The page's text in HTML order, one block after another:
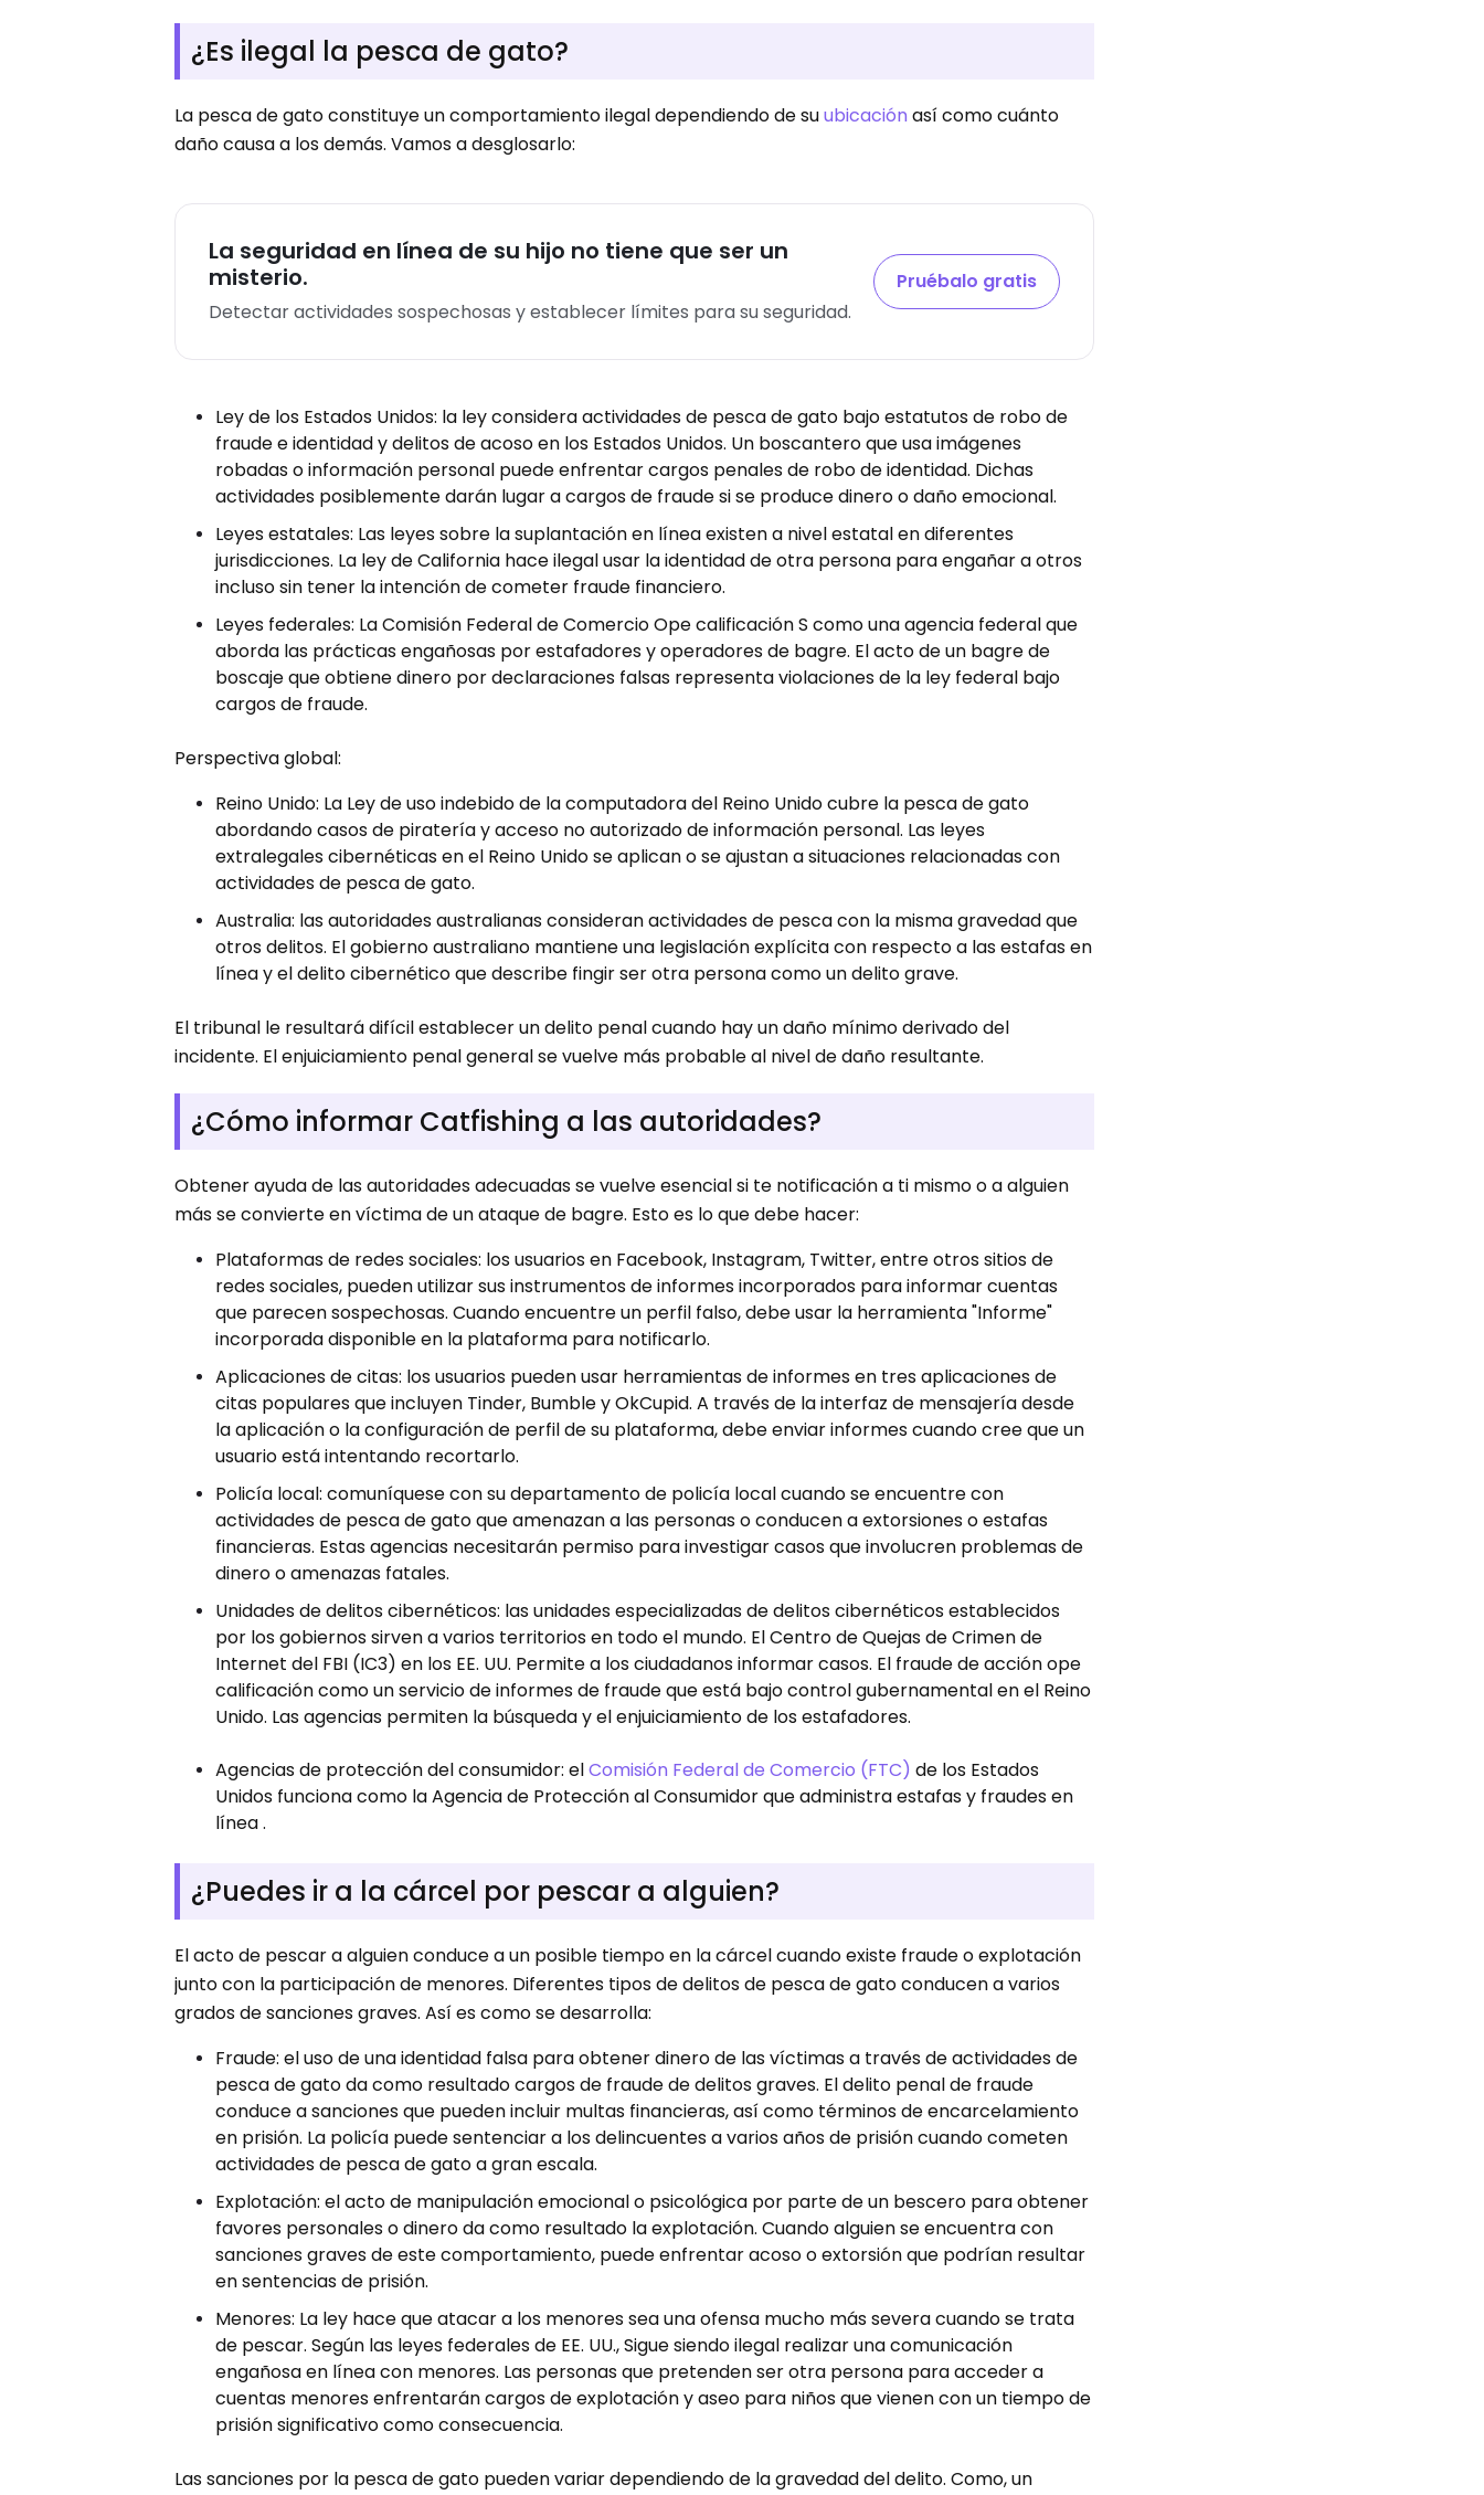
¿Es ilegal la pesca de gato?
La pesca de gato constituye un comportamiento ilegal dependiendo de suubicación así como cuánto
daño causa a los demás. Vamos a desglosarlo:
La seguridad en línea de su hijo no tiene que ser un
misterio.
Detectar actividades sospechosas y establecer límites para su seguridad.
Pruébalo gratis
Ley de los Estados Unidos: la ley considera actividades de pesca de gato bajo estatutos de robo de
fraude e identidad y delitos de acoso en los Estados Unidos. Un boscantero que usa imágenes
robadas o información personal puede enfrentar cargos penales de robo de identidad. Dichas
actividades posiblemente darán lugar a cargos de fraude si se produce dinero o daño emocional.
Leyes estatales: Las leyes sobre la suplantación en línea existen a nivel estatal en diferentes
jurisdicciones. La ley de California hace ilegal usar la identidad de otra persona para engañar a otros
incluso sin tener la intención de cometer fraude financiero.
Leyes federales: La Comisión Federal de Comercio Ope calificación S como una agencia federal que
aborda las prácticas engañosas por estafadores y operadores de bagre. El acto de un bagre de
boscaje que obtiene dinero por declaraciones falsas representa violaciones de la ley federal bajo
cargos de fraude.
Perspectiva global:
Reino Unido: La Ley de uso indebido de la computadora del Reino Unido cubre la pesca de gato
abordando casos de piratería y acceso no autorizado de información personal. Las leyes
extralegales cibernéticas en el Reino Unido se aplican o se ajustan a situaciones relacionadas con
actividades de pesca de gato.
Australia: las autoridades australianas consideran actividades de pesca con la misma gravedad que
otros delitos. El gobierno australiano mantiene una legislación explícita con respecto a las estafas en
línea y el delito cibernético que describe fingir ser otra persona como un delito grave.
El tribunal le resultará difícil establecer un delito penal cuando hay un daño mínimo derivado del
incidente. El enjuiciamiento penal general se vuelve más probable al nivel de daño resultante.
¿Cómo informar Catfishing a las autoridades?
Obtener ayuda de las autoridades adecuadas se vuelve esencial si te notificación a ti mismo o a alguien
más se convierte en víctima de un ataque de bagre. Esto es lo que debe hacer:
Plataformas de redes sociales: los usuarios en Facebook, Instagram, Twitter, entre otros sitios de
redes sociales, pueden utilizar sus instrumentos de informes incorporados para informar cuentas
que parecen sospechosas. Cuando encuentre un perfil falso, debe usar la herramienta "Informe"
incorporada disponible en la plataforma para notificarlo.
Aplicaciones de citas: los usuarios pueden usar herramientas de informes en tres aplicaciones de
citas populares que incluyen Tinder, Bumble y OkCupid. A través de la interfaz de mensajería desde
la aplicación o la configuración de perfil de su plataforma, debe enviar informes cuando cree que un
usuario está intentando recortarlo.
Policía local: comuníquese con su departamento de policía local cuando se encuentre con
actividades de pesca de gato que amenazan a las personas o conducen a extorsiones o estafas
financieras. Estas agencias necesitarán permiso para investigar casos que involucren problemas de
dinero o amenazas fatales.
Unidades de delitos cibernéticos: las unidades especializadas de delitos cibernéticos establecidos
por los gobiernos sirven a varios territorios en todo el mundo. El Centro de Quejas de Crimen de
Internet del FBI (IC3) en los EE. UU. Permite a los ciudadanos informar casos. El fraude de acción ope
calificación como un servicio de informes de fraude que está bajo control gubernamental en el Reino
Unido. Las agencias permiten la búsqueda y el enjuiciamiento de los estafadores.
Agencias de protección del consumidor: elComisión Federal de Comercio (FTC)de los Estados
Unidos funciona como la Agencia de Protección al Consumidor que administra estafas y fraudes en
línea .
¿Puedes ir a la cárcel por pescar a alguien?
El acto de pescar a alguien conduce a un posible tiempo en la cárcel cuando existe fraude o explotación
junto con la participación de menores. Diferentes tipos de delitos de pesca de gato conducen a varios
grados de sanciones graves. Así es como se desarrolla:
Fraude: el uso de una identidad falsa para obtener dinero de las víctimas a través de actividades de
pesca de gato da como resultado cargos de fraude de delitos graves. El delito penal de fraude
conduce a sanciones que pueden incluir multas financieras, así como términos de encarcelamiento
en prisión. La policía puede sentenciar a los delincuentes a varios años de prisión cuando cometen
actividades de pesca de gato a gran escala.
Explotación: el acto de manipulación emocional o psicológica por parte de un bescero para obtener
favores personales o dinero da como resultado la explotación. Cuando alguien se encuentra con
sanciones graves de este comportamiento, puede enfrentar acoso o extorsión que podrían resultar
en sentencias de prisión.
Menores: La ley hace que atacar a los menores sea una ofensa mucho más severa cuando se trata
de pescar. Según las leyes federales de EE. UU., Sigue siendo ilegal realizar una comunicación
engañosa en línea con menores. Las personas que pretenden ser otra persona para acceder a
cuentas menores enfrentarán cargos de explotación y aseo para niños que vienen con un tiempo de
prisión significativo como consecuencia.
Las sanciones por la pesca de gato pueden variar dependiendo de la gravedad del delito. Como, un